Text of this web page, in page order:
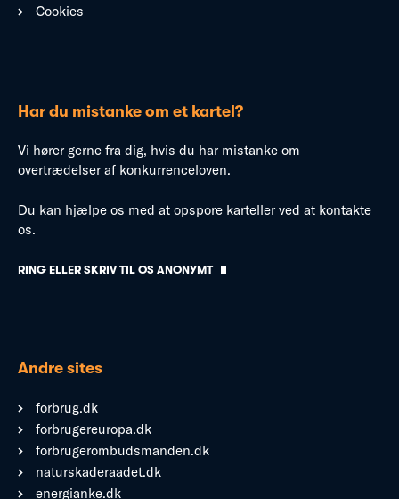
Cookies
Har du mistanke om et kartel?
Vi hører gerne fra dig, hvis du har mistanke om
overtrædelser af konkurrenceloven.
Du kan hjælpe os med at opspore karteller ved at kontakte
os.
RING ELLER SKRIV TIL OS ANONYMT
Andre sites
forbrug.dk
forbrugereuropa.dk
forbrugerombudsmanden.dk
naturskaderaadet.dk
energianke.dk